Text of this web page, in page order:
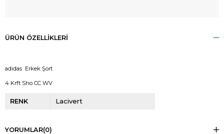
ÜRÜN ÖZELLIKLERI
adidas Erkek Şort
4 Krft Sho CC WV
RENK Lacivert
YORUMLAR(0)